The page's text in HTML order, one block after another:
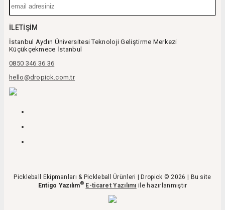
İLETIŞIM
İstanbul Aydın Üniversitesi Teknoloji Geliştirme Merkezi
Küçükçekmece İstanbul
0850 346 36 36
hello@dropick.com.tr
Pickleball Ekipmanları & Pickleball Ürünleri | Dropick © 2026 | Bu site
Entigo Yazılım® E-ticaret Yazılımı ile hazırlanmıştır